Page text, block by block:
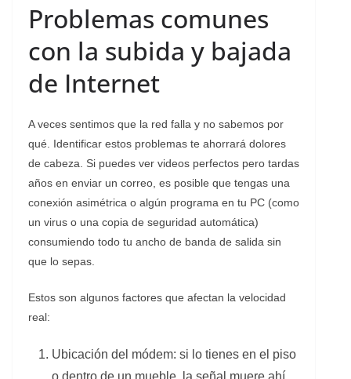
Problemas comunes
con la subida y bajada
de Internet
A veces sentimos que la red falla y no sabemos por
qué. Identificar estos problemas te ahorrará dolores
de cabeza. Si puedes ver videos perfectos pero tardas
años en enviar un correo, es posible que tengas una
conexión asimétrica o algún programa en tu PC (como
un virus o una copia de seguridad automática)
consumiendo todo tu ancho de banda de salida sin
que lo sepas.
Estos son algunos factores que afectan la velocidad
real:
Ubicación del módem: si lo tienes en el piso
o dentro de un mueble, la señal muere ahí.